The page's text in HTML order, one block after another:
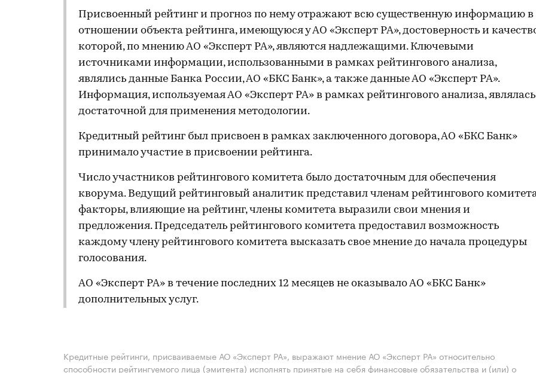
Присвоенный рейтинг и прогноз по нему отражают всю существенную информацию в
отношении объекта рейтинга, имеющуюся у АО «Эксперт РА», достоверность и
которой, по мнению АО «Эксперт РА», являются надлежащими. Ключевыми
источниками информации, использованными в рамках рейтингового анализа,
являлись данные Банка России, АО «БКС Банк», а также данные АО «Эксперт РА».
Информация, используемая АО «Эксперт РА» в рамках рейтингового анализа, являлась
достаточной для применения методологии.
Кредитный рейтинг был присвоен в рамках заключенного договора, АО «БКС Банк»
принимало участие в присвоении рейтинга.
Число участников рейтингового комитета было достаточным для обеспечения
кворума. Ведущий рейтинговый аналитик представил членам рейтингового
факторы, влияющие на рейтинг, члены комитета выразили свои мнения и
предложения. Председатель рейтингового комитета предоставил возможность
каждому члену рейтингового комитета высказать свое мнение до начала процедуры
голосования.
АО «Эксперт РА» в течение последних 12 месяцев не оказывало АО «БКС Банк»
дополнительных услуг.
Кредитные рейтинги, присваиваемые АО «Эксперт РА», выражают мнение АО «Эксперт РА» относительно
способности рейтингуемого лица (эмитента) исполнять принятые на себя финансовые обязательства и (или) о